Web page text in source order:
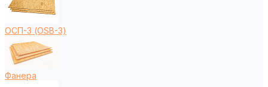
ОСП-3 (OSB-3)
Фанера